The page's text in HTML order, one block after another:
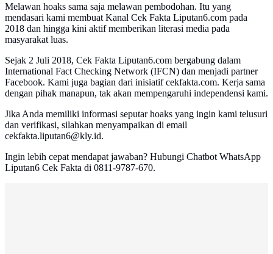
Melawan hoaks sama saja melawan pembodohan. Itu yang
mendasari kami membuat Kanal Cek Fakta Liputan6.com pada
2018 dan hingga kini aktif memberikan literasi media pada
masyarakat luas.
Sejak 2 Juli 2018, Cek Fakta Liputan6.com bergabung dalam
International Fact Checking Network (IFCN) dan menjadi partner
Facebook. Kami juga bagian dari inisiatif cekfakta.com. Kerja sama
dengan pihak manapun, tak akan mempengaruhi independensi kami.
Jika Anda memiliki informasi seputar hoaks yang ingin kami telusuri
dan verifikasi, silahkan menyampaikan di email
cekfakta.liputan6@kly.id.
Ingin lebih cepat mendapat jawaban? Hubungi Chatbot WhatsApp
Liputan6 Cek Fakta di 0811-9787-670.